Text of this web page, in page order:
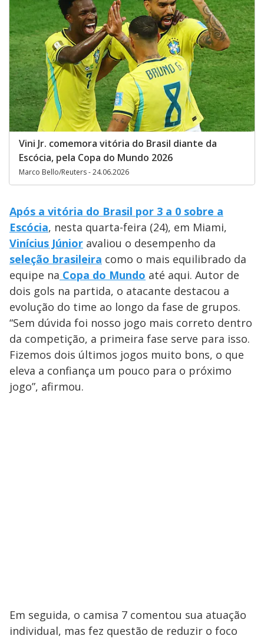
Vini Jr. comemora vitória do Brasil diante da
Escócia, pela Copa do Mundo 2026
Marco Bello/Reuters - 24.06.2026
Após a vitória do Brasil por 3 a 0 sobre a
Escócia, nesta quarta-feira (24), em Miami,
Vinícius Júnior avaliou o desempenho da
seleção brasileira como o mais equilibrado da
equipe na Copa do Mundo até aqui. Autor de
dois gols na partida, o atacante destacou a
evolução do time ao longo da fase de grupos.
“Sem dúvida foi nosso jogo mais correto dentro
da competição, a primeira fase serve para isso.
Fizemos dois últimos jogos muito bons, o que
eleva a confiança um pouco para o próximo
jogo”, afirmou.
Em seguida, o camisa 7 comentou sua atuação
individual, mas fez questão de reduzir o foco